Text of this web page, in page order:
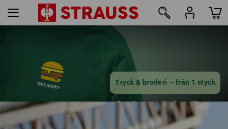
Tryck & broderi – från 1 styck
Designa enkelt online nu
läs mer